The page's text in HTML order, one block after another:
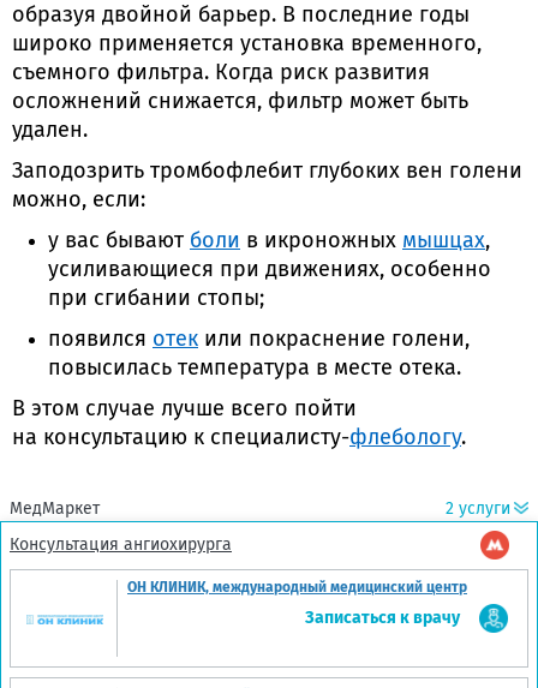
образуя двойной барьер. В последние годы
широко применяется установка временного,
съемного фильтра. Когда риск развития
осложнений снижается, фильтр может быть
удален.
Заподозрить тромбофлебит глубоких вен голени
можно, если:
у вас бывают боли в икроножных мышцах,
усиливающиеся при движениях, особенно
при сгибании стопы;
появился отек или покраснение голени,
повысилась температура в месте отека.
В этом случае лучше всего пойти
на консультацию к специалисту-флебологу.
2 услуги
МедМаркет
Консультация ангиохирурга
ОН КЛИНИК, международный медицинский центр
Записаться к врачу